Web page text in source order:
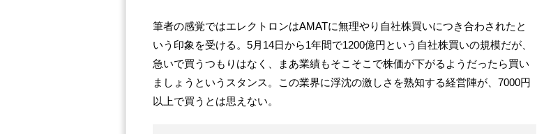
筆者の感覚ではエレクトロンはAMATに無理やり自社株買いにつき合わされたと
いう印象を受ける。5月14日から1年間で1200億円という自社株買いの規模だが、
急いで買うつもりはなく、まあ業績もそこそこで株価が下がるようだったら買い
ましょうというスタンス。この業界に浮沈の激しさを熟知する経営陣が、7000円
以上で買うとは思えない。